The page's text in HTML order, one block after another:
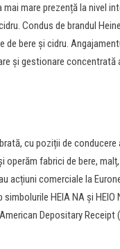
mai mare prezență la nivel
Condus de brandul
bere și cidru.
și gestionare concentrată
cu poziții de
operăm fabrici de bere,
acțiuni comerciale la
HEIA NA și HEIO
Depositary Receipt